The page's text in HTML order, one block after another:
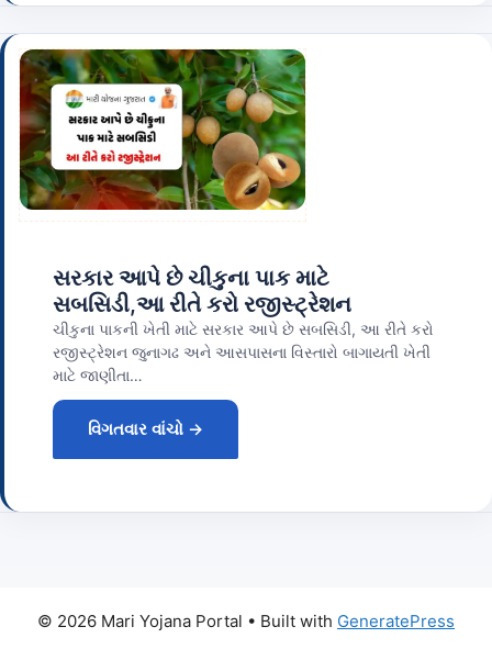
સરકાર આપે છે ચીકુના પાક માટે
સબસિડી,આ રીતે કરો રજીસ્ટ્રેશન
ચીકુના પાકની ખેતી માટે સરકાર આપે છે સબસિડી, આ રીતે કરો
રજીસ્ટ્રેશન જુનાગઢ અને આસપાસના વિસ્તારો બાગાયતી ખેતી
માટે જાણીતા…
વિગતવાર વાંચો →
© 2026 Mari Yojana Portal • Built with GeneratePress